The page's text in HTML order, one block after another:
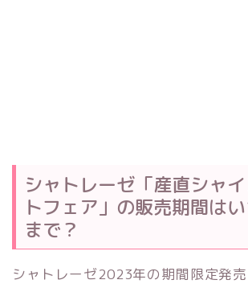
シャトレーゼ「産直シャ
トフェア」の販売期間は
まで？
シャトレーゼ2023年の期間限定発